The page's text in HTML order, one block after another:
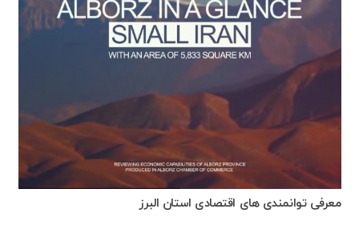
معرفی توانمندی های اقتصادی استان البرز